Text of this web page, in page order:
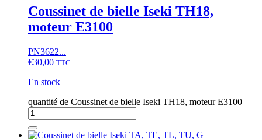
Coussinet de bielle Iseki TH18,
moteur E3100
PN3622...
€30,00 TTC
En stock
quantité de Coussinet de bielle Iseki TH18, moteur E3100